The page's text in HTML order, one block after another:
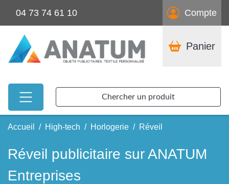
04 73 74 61 10 Compte
Panier
Chercher un produit
Accueil High-tech Horlogerie Réveil
Réveil publicitaire sur ANATUM
Entreprises